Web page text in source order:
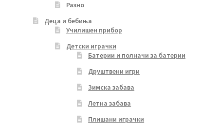
Разно
Деца и бебиња
Училишен прибор
Детски играчки
Батерии и полначи за батерии
Друштвени игри
Зимска забава
Летна забава
Плишани играчки